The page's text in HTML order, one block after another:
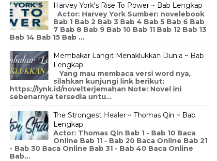
Harvey York's Rise To Power ~ Bab Lengkap
Actor: Harvey York Sumber: novelebook
Bab 1 Bab 2 Bab 3 Bab 4 Bab 5 Bab 6 Bab
7 Bab 8 Bab 9 Bab 10 Bab 11 Bab 12 Bab 13
Bab 14 Bab 15 Bab ...
Membakar Langit Menaklukkan Dunia ~ Bab
Lengkap
Yang mau membaca versi word nya,
silahkan kunjungi link berikut:
https://lynk.id/novelterjemahan Note: Novel ini
sebenarnya tersedia untu...
The Strongest Healer ~ Thomas Qin ~ Bab
Lengkap
Actor: Thomas Qin Bab 1 - Bab 10 Baca
Online Bab 11 - Bab 20 Baca Online Bab 21
- Bab 30 Baca Online Bab 31 - Bab 40 Baca Online
Bab...